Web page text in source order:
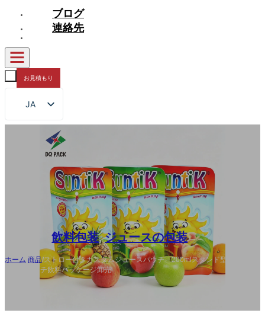
ブログ
連絡先
お見積もり
JA
EN
飲料包装,ジュースの包装
ホーム 商品/ストロー付きカスタムジュースパウチ、200mlスタンド型ド
リンクパウチ飲料パッケージ卸売